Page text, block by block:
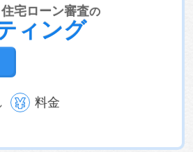
ても審査に通る方法
方法
借金があってもローンに通
ンに通る方法
ってもローン審査に通る方法
る
も住宅ローン審査に通る
通る方法
可能
借金があっても審査に通る
方法
あってローン審査に通る
借金があ
住宅ローン審査の
ィング
料金